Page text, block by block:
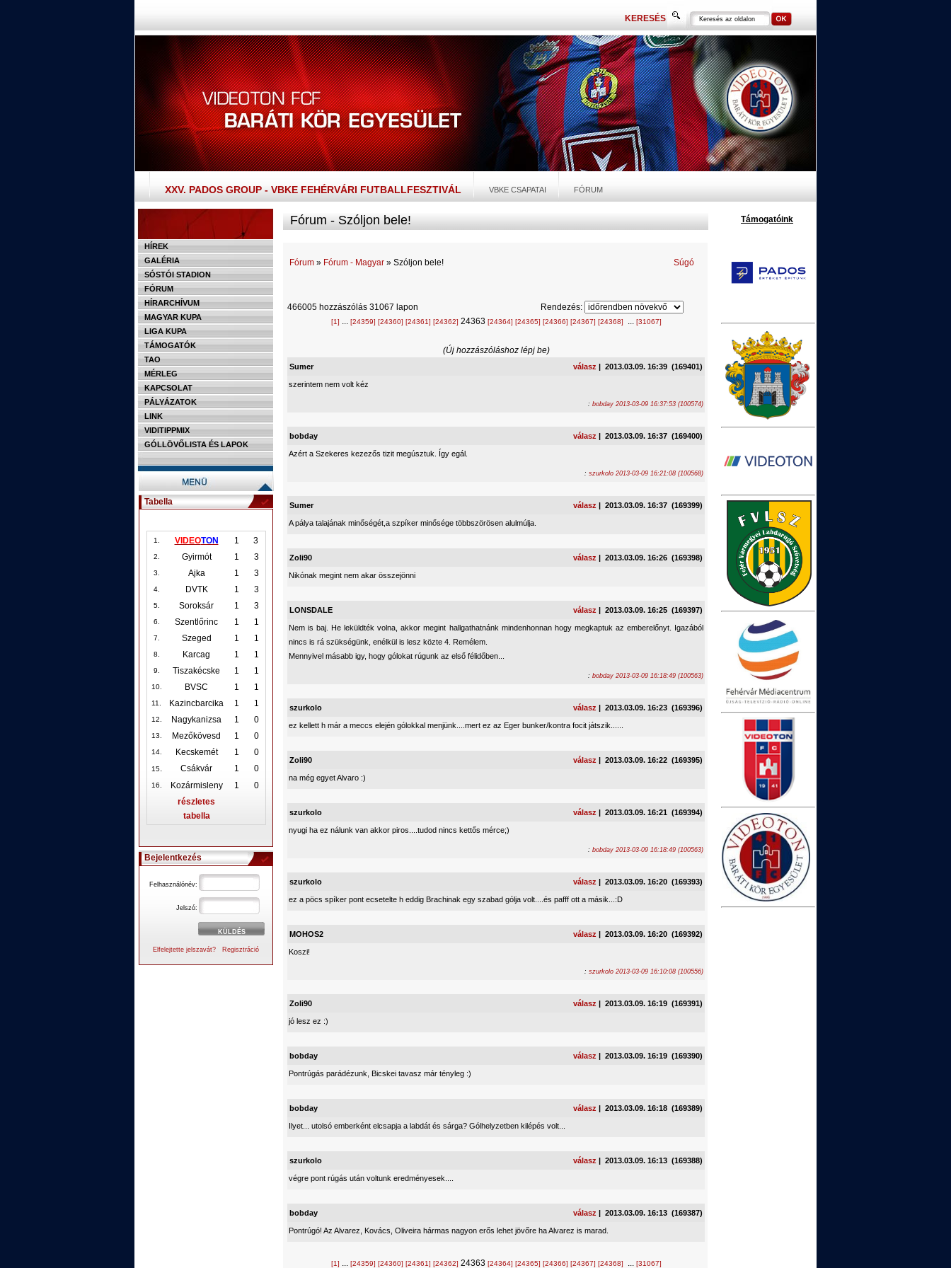
KERESÉS
XXV. PADOS GROUP - VBKE FEHÉRVÁRI FUTBALLFESZTIVÁL VBKE CSAPATAI FÓRUM
HÍREK
GALÉRIA
SÓSTÓI STADION
FÓRUM
HÍRARCHÍVUM
MAGYAR KUPA
LIGA KUPA
TÁMOGATÓK
TAO
MÉRLEG
KAPCSOLAT
PÁLYÁZATOK
LINK
VIDITIPPMIX
GÓLLÖVŐLISTA ÉS LAPOK
Tabella
1. VIDEOTON 1 3
2. Gyirmót 1 3
3. Ajka 1 3
4. DVTK 1 3
5. Soroksár 1 3
6. Szentlőrinc 1 1
7. Szeged 1 1
8. Karcag 1 1
9. Tiszakécske 1 1
10. BVSC 1 1
11. Kazincbarcika 1 1
12. Nagykanizsa 1 0
13. Mezőkövesd 1 0
14. Kecskemét 1 0
15. Csákvár 1 0
16. Kozármisleny 1
0
részletes
tabella
Bejelentkezés
Felhasználónév:
Jelszó:
Elfelejtette jelszavát? Regisztráció
Fórum - Szóljon bele!
Fórum » Fórum - Magyar » Szóljon bele! Súgó
466005 hozzászólás 31067 lapon Rendezés:
[1] ... [24359] [24360] [24361] [24362] 24363 [24364] [24365] [24366] [24367] [24368] ... [31067]
(Új hozzászóláshoz lépj be)
Sumer válasz | 2013.03.09. 16:39 (169401)
szerintem nem volt kéz
: bobday 2013-03-09 16:37:53 (100574)
bobday válasz | 2013.03.09. 16:37 (169400)
Azért a Szekeres kezezős tizit megúsztuk. Így egál.
: szurkolo 2013-03-09 16:21:08 (100568)
Sumer válasz | 2013.03.09. 16:37 (169399)
A pálya talajának minőségét,a szpíker minősége többszörösen alulmúlja.
Zoli90 válasz | 2013.03.09. 16:26 (169398)
Nikónak megint nem akar összejönni
LONSDALE válasz | 2013.03.09. 16:25 (169397)
Nem is baj. He leküldték volna, akkor megint hallgathatnánk mindenhonnan hogy megkaptuk az emberelőnyt. Igazából
nincs is rá szükségünk, enélkül is lesz közte 4. Remélem.
Mennyivel másabb igy, hogy gólokat rúgunk az első félidőben...
: bobday 2013-03-09 16:18:49 (100563)
szurkolo válasz | 2013.03.09. 16:23 (169396)
ez kellett h már a meccs elején gólokkal menjünk....mert ez az Eger bunker/kontra focit játszik......
Zoli90 válasz | 2013.03.09. 16:22 (169395)
na még egyet Alvaro :)
szurkolo válasz | 2013.03.09. 16:21 (169394)
nyugi ha ez nálunk van akkor piros....tudod nincs kettős mérce;)
: bobday 2013-03-09 16:18:49 (100563)
szurkolo válasz | 2013.03.09. 16:20 (169393)
ez a pöcs spíker pont ecsetelte h eddig Brachinak egy szabad gólja volt....és pafff ott a másik...:D
MOHOS2 válasz | 2013.03.09. 16:20 (169392)
Koszi!
: szurkolo 2013-03-09 16:10:08 (100556)
Zoli90 válasz | 2013.03.09. 16:19 (169391)
jó lesz ez :)
bobday válasz | 2013.03.09. 16:19 (169390)
Pontrúgás parádézunk, Bicskei tavasz már tényleg :)
bobday válasz | 2013.03.09. 16:18 (169389)
Ilyet... utolsó emberként elcsapja a labdát és sárga? Gólhelyzetben kilépés volt...
szurkolo válasz | 2013.03.09. 16:13 (169388)
végre pont rúgás után voltunk eredményesek....
bobday válasz | 2013.03.09. 16:13 (169387)
Pontrúgó! Az Alvarez, Kovács, Oliveira hármas nagyon erős lehet jövőre ha Alvarez is marad.
[1] ... [24359] [24360] [24361] [24362] 24363 [24364] [24365] [24366] [24367] [24368] ... [31067]
Támogatóink